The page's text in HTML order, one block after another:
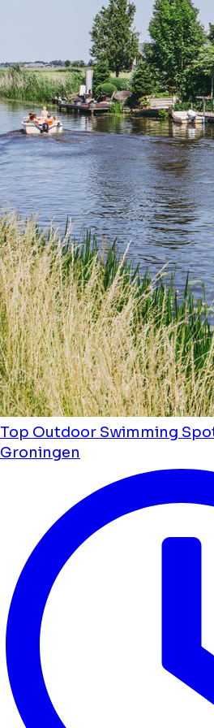
Top Outdoor Swimming
Groningen